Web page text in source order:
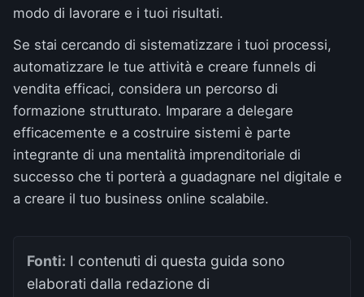
modo di lavorare e i tuoi risultati.
Se stai cercando di sistematizzare i tuoi processi,
automatizzare le tue attività e creare funnels di
vendita efficaci, considera un percorso di
formazione strutturato. Imparare a delegare
efficacemente e a costruire sistemi è parte
integrante di una mentalità imprenditoriale di
successo che ti porterà a guadagnare nel digitale e
a creare il tuo business online scalabile.
Fonti: I contenuti di questa guida sono
elaborati dalla redazione di